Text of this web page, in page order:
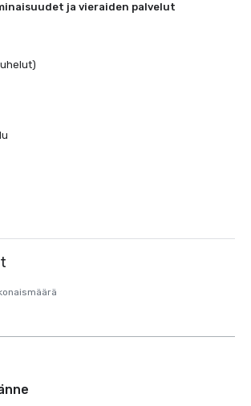
ja vieraiden palvelut